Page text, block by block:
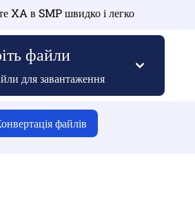
XA в SMP швидко і легко
файли
для завантаження
файлів